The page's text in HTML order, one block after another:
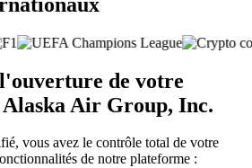
de votre
Air Group, Inc.
vous avez le contrôle total de votre
de notre plateforme :